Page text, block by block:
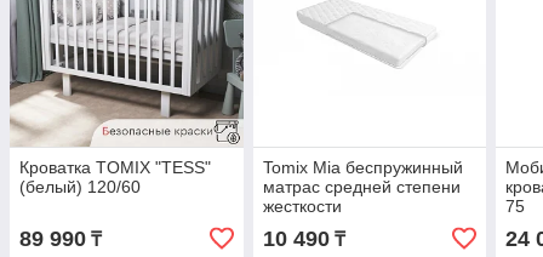
Кроватка TOMIX "TESS"
(белый) 120/60
89 990 ₸
Tomix Mia беспружинный
матрас средней степени
жесткости
10 490₸
75
24